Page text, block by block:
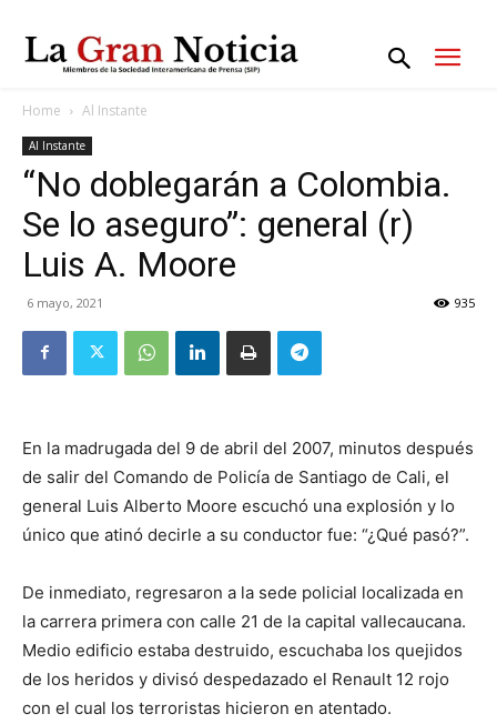
Home Al Instante
Al Instante
“No doblegarán a Colombia.
Se lo aseguro”: general (r)
Luis A. Moore
6 mayo, 2021 935
En la madrugada del 9 de abril del 2007, minutos después
de salir del Comando de Policía de Santiago de Cali, el
general Luis Alberto Moore escuchó una explosión y lo
único que atinó decirle a su conductor fue: “¿Qué pasó?”.
De inmediato, regresaron a la sede policial localizada en
la carrera primera con calle 21 de la capital vallecaucana.
Medio edificio estaba destruido, escuchaba los quejidos
de los heridos y divisó despedazado el Renault 12 rojo
con el cual los terroristas hicieron en atentado.